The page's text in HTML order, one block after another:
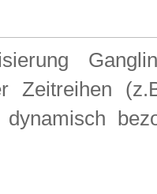
Zeitreihen
dynamisch